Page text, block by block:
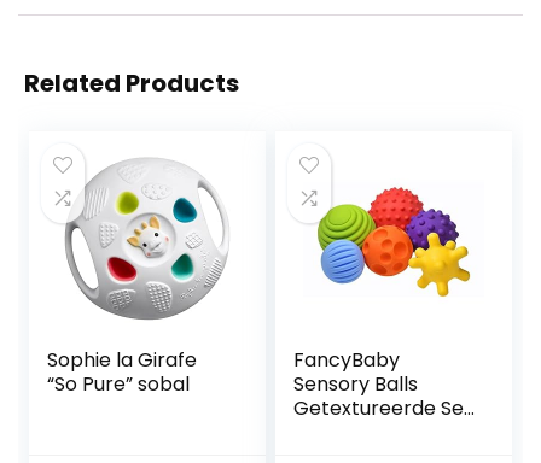
Related Products
Sophie la Girafe
“So Pure” sobal
FancyBaby
Sensory Balls
Getextureerde Set